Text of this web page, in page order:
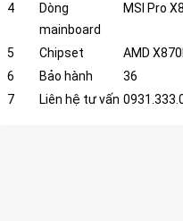
4
Dòng
mainboard
MSI Pro
5 Chipset
AMD
6
Bảo hành
36
7
Liên hệ tư vấn